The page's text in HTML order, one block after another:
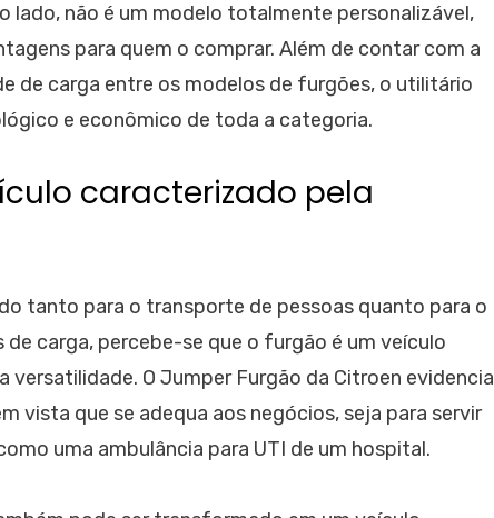
lado, não é um modelo totalmente personalizável,
para quem o comprar. Além de contar com a
de carga entre os modelos de furgões, o utilitário
e econômico de toda a categoria.
caracterizado pela
tanto para o transporte de pessoas quanto para o
carga, percebe-se que o furgão é um veículo
O Jumper Furgão da Citroen evidencia
vista que se adequa aos negócios, seja para servir
uma ambulância para UTI de um hospital.